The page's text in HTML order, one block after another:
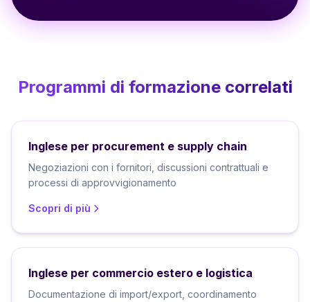
Programmi di formazione correlati
Inglese per procurement e supply chain
Negoziazioni con i fornitori, discussioni contrattuali e
processi di approvvigionamento
Scopri di più
Inglese per commercio estero e logistica
Documentazione di import/export, coordinamento